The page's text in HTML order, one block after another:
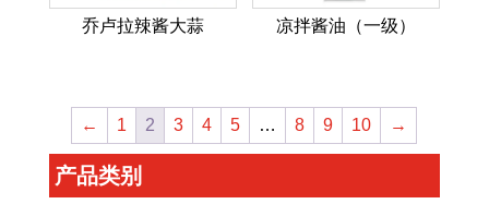
乔卢拉辣酱大蒜 凉拌酱油（一级）
← 1 2 3 4 5 … 8 9 10 →
产品类别